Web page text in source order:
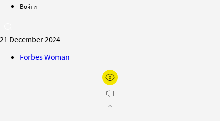
Войти
21 December 2024
Forbes Woman